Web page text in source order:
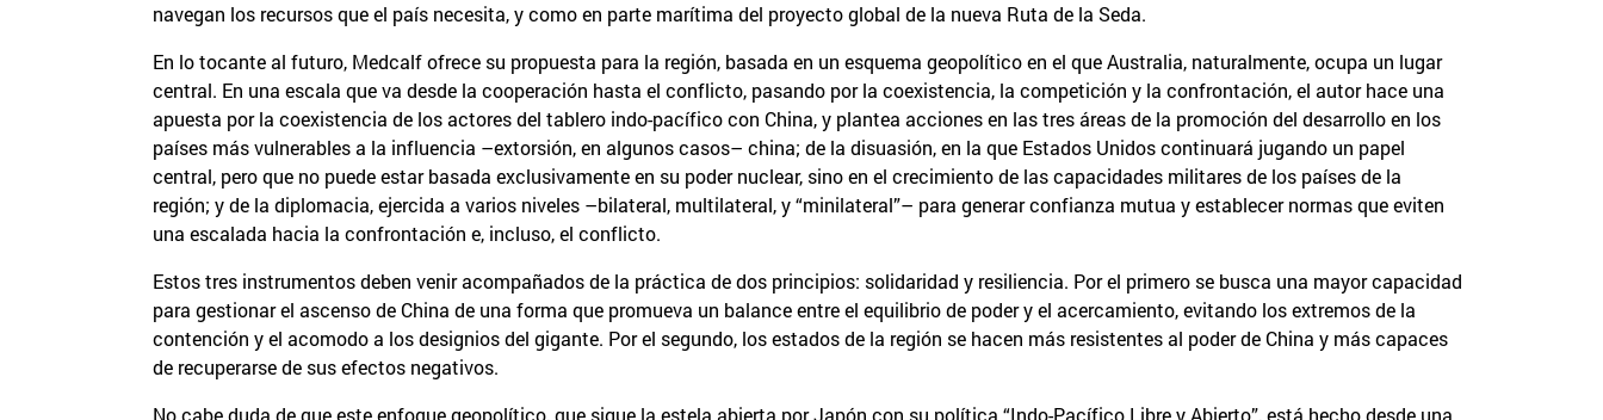
navegan los recursos que el país necesita, y como en parte marítima del proyecto global de la nueva Ruta de la Seda.
En lo tocante al futuro, Medcalf ofrece su propuesta para la región, basada en un esquema geopolítico en el que Australia, naturalmente, ocupa un lugar
central. En una escala que va desde la cooperación hasta el conflicto, pasando por la coexistencia, la competición y la confrontación, el autor hace una
apuesta por la coexistencia de los actores del tablero indo-pacífico con China, y plantea acciones en las tres áreas de la promoción del desarrollo en los
países más vulnerables a la influencia –extorsión, en algunos casos– china; de la disuasión, en la que Estados Unidos continuará jugando un papel
central, pero que no puede estar basada exclusivamente en su poder nuclear, sino en el crecimiento de las capacidades militares de los países de la
región; y de la diplomacia, ejercida a varios niveles –bilateral, multilateral, y “minilateral”– para generar confianza mutua y establecer normas que eviten
una escalada hacia la confrontación e, incluso, el conflicto.
Estos tres instrumentos deben venir acompañados de la práctica de dos principios: solidaridad y resiliencia. Por el primero se busca una mayor capacidad
para gestionar el ascenso de China de una forma que promueva un balance entre el equilibrio de poder y el acercamiento, evitando los extremos de la
contención y el acomodo a los designios del gigante. Por el segundo, los estados de la región se hacen más resistentes al poder de China y más capaces
de recuperarse de sus efectos negativos.
No cabe duda de que este enfoque geopolítico, que sigue la estela abierta por Japón con su política “Indo-Pacífico Libre y Abierto”, está hecho desde una